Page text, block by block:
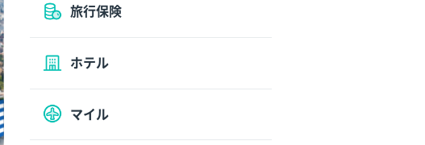
旅行保険
ホテル
マイル